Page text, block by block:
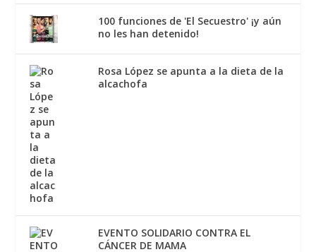
100 funciones de 'El Secuestro' ¡y aún
no les han detenido!
Rosa López se apunta a la dieta de la
alcachofa
EVENTO SOLIDARIO CONTRA EL
CÁNCER DE MAMA